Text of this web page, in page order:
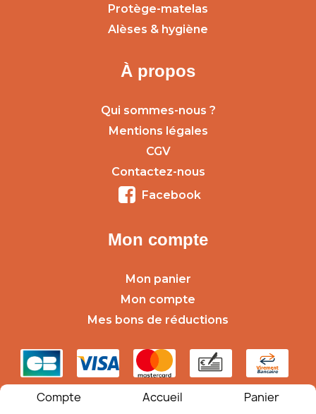
Compte Accueil Panier
Protège-matelas
Alèses & hygiène
À propos
Qui sommes-nous ?
Mentions légales
CGV
Contactez-nous
Facebook
Mon compte
Mon panier
Mon compte
Mes bons de réductions